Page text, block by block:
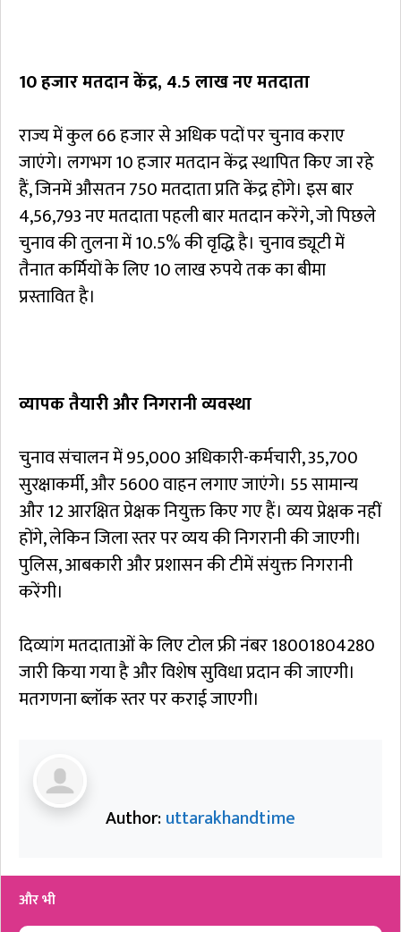
10 हजार मतदान केंद्र, 4.5 लाख नए मतदाता
राज्य में कुल 66 हजार से अधिक पदों पर चुनाव कराए
जाएंगे। लगभग 10 हजार मतदान केंद्र स्थापित किए जा रहे
हैं, जिनमें औसतन 750 मतदाता प्रति केंद्र होंगे। इस बार
4,56,793 नए मतदाता पहली बार मतदान करेंगे, जो पिछले
चुनाव की तुलना में 10.5% की वृद्धि है। चुनाव ड्यूटी में
तैनात कर्मियों के लिए 10 लाख रुपये तक का बीमा
प्रस्तावित है।
व्यापक तैयारी और निगरानी व्यवस्था
चुनाव संचालन में 95,000 अधिकारी-कर्मचारी, 35,700
सुरक्षाकर्मी, और 5600 वाहन लगाए जाएंगे। 55 सामान्य
और 12 आरक्षित प्रेक्षक नियुक्त किए गए हैं। व्यय प्रेक्षक नहीं
होंगे, लेकिन जिला स्तर पर व्यय की निगरानी की जाएगी।
पुलिस, आबकारी और प्रशासन की टीमें संयुक्त निगरानी
करेंगी।
दिव्यांग मतदाताओं के लिए टोल फ्री नंबर 18001804280
जारी किया गया है और विशेष सुविधा प्रदान की जाएगी।
मतगणना ब्लॉक स्तर पर कराई जाएगी।
Author:uttarakhandtime
और भी